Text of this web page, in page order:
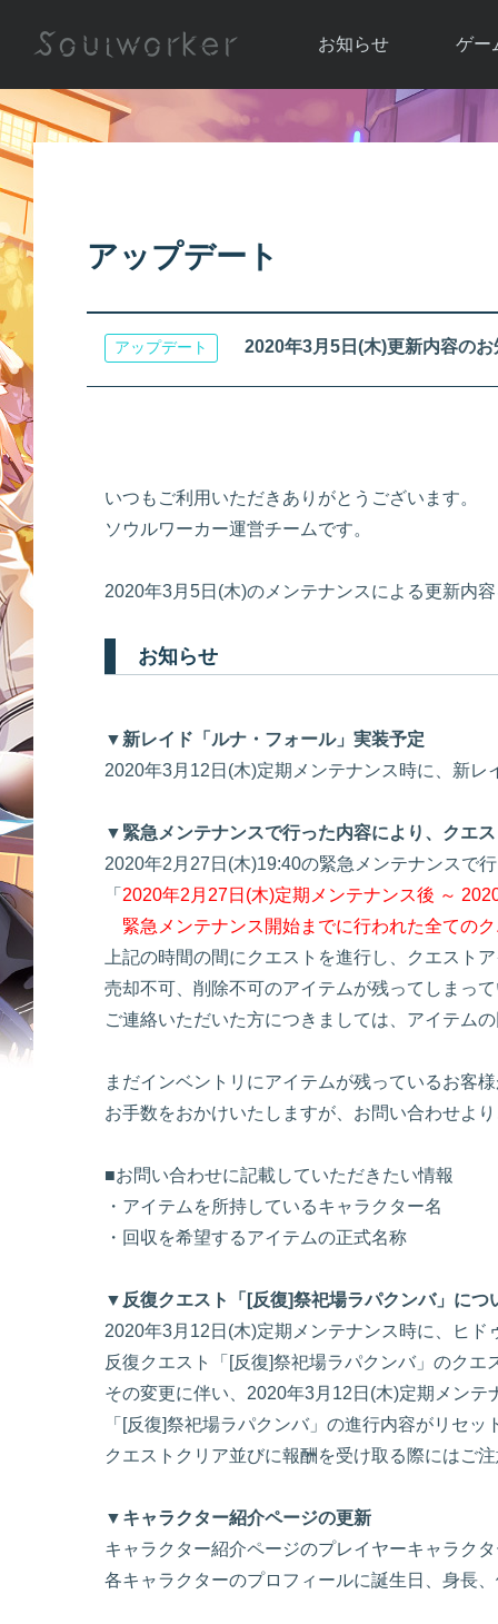
お知らせ
お知らせ一覧
ゲー
ソウ
アップ
アップデート
アップデート 2020年3月5日(木)更新内容のお
いつもご利用いただきありがとうございます。
ソウルワーカー運営チームです。
2020年3月5日(木)のメンテナンスによる更新内
お知らせ
▼新レイド「ルナ・フォール」実装予定
2020年3月12日(木)定期メンテナンス時に、新
▼緊急メンテナンスで行った内容により、クエ
2020年2月27日(木)19:40の緊急メンテナンスで
「 2020年2月27日(木)定期メンテナンス後 ～
緊急メンテナンス開始までに行われた全ての
上記の時間の間にクエストを進行し、クエスト
売却不可、削除不可のアイテムが残ってしまっ
ご連絡いただいた方につきましては、アイテム
まだインベントリにアイテムが残っているお客
お手数をおかけいたしますが、お問い合わせよ
■お問い合わせに記載していただきたい情報
・アイテムを所持しているキャラクター名
・回収を希望するアイテムの正式名称
▼反復クエスト「[反復]祭祀場ラパクンバ」につ
2020年3月12日(木)定期メンテナンス時に、ヒド
反復クエスト「[反復]祭祀場ラパクンバ」のク
その変更に伴い、2020年3月12日(木)定期メン
「[反復]祭祀場ラパクンバ」の進行内容がリセッ
クエストクリア並びに報酬を受け取る際にはご
▼キャラクター紹介ページの更新
キャラクター紹介ページのプレイヤーキャラク
各キャラクターのプロフィールに誕生日、身長